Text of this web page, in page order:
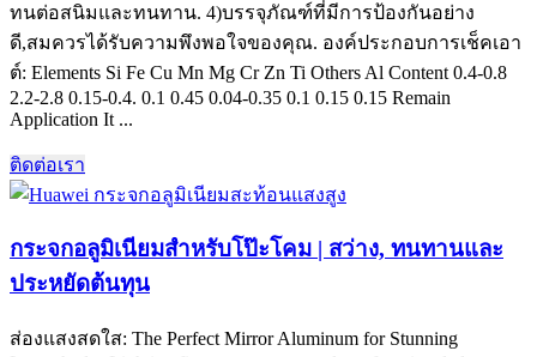
ทนต่อสนิมและทนทาน. 4)บรรจุภัณฑ์ที่มีการป้องกันอย่าง
ดี,สมควรได้รับความพึงพอใจของคุณ. องค์ประกอบการเช็คเอา
ต์: Elements Si Fe Cu Mn Mg Cr Zn Ti Others Al Content 0.4-0.8
2.2-2.8 0.15-0.4. 0.1 0.45 0.04-0.35 0.1 0.15 0.15 Remain
Application It ...
ติดต่อเรา
กระจกอลูมิเนียมสำหรับโป๊ะโคม | สว่าง, ทนทานและ
ประหยัดต้นทุน
ส่องแสงสดใส: The Perfect Mirror Aluminum for Stunning